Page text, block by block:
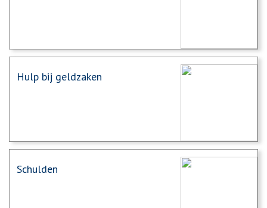
Hulp bij geldzaken
Schulden